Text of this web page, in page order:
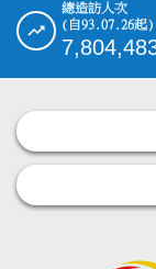
總造訪人次
(自93.07.26起)